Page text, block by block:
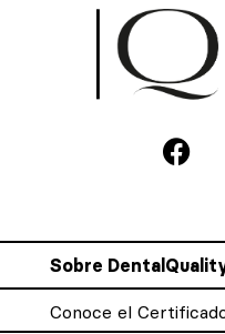
Sobre
Conoce el